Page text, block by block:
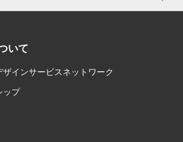
いて
ザインサービスネットワーク
ップ